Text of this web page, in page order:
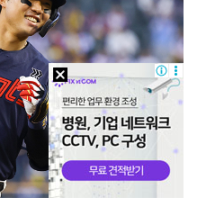
민별, 2라운드 7타 줄이며 7…